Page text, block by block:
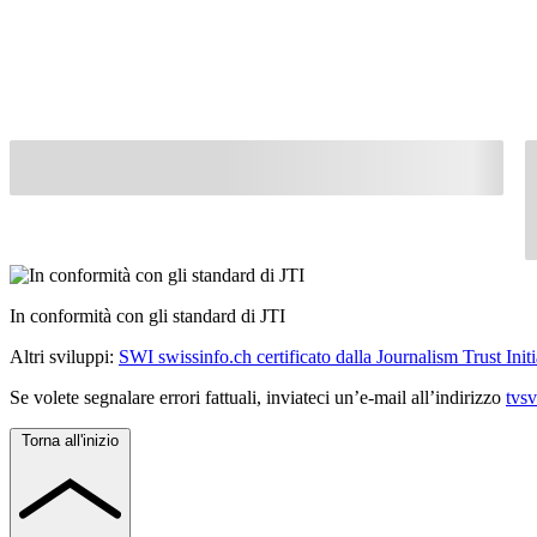
In conformità con gli standard di JTI
Altri sviluppi: SWI swissinfo.ch certificato dalla Journalism Trust
Se volete segnalare errori fattuali, inviateci un’e-mail all’indirizzo
Torna all'inizio